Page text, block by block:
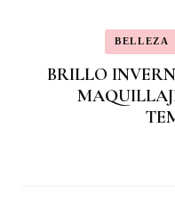
BELLEZA
BRILLO